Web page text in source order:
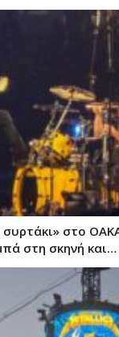
στο
στη σκηνή και…